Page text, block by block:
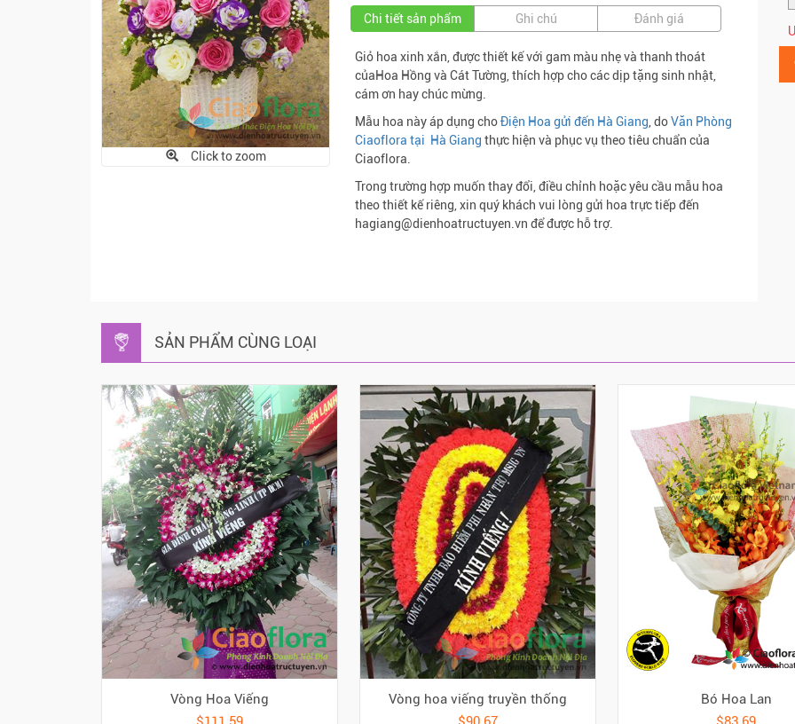
Click to zoom
Chi tiết sản phẩm Ghi chú Đánh giá
Giỏ hoa xinh xắn, được thiết kế với gam màu nhẹ và thanh thoát
củaHoa Hồng và Cát Tường, thích hợp cho các dịp tặng sinh nhật,
cám ơn hay chúc mừng.
Mẫu hoa này áp dụng choĐiện Hoa gửi đến Hà Giang , doVăn Phòng
Ciaoflora tại Hà Giang thực hiện và phục vụ theo tiêu chuẩn của
Ciaoflora.
Trong trường hợp muốn thay đổi, điều chỉnh hoặc yêu cầu mẫu hoa
theo thiết kế riêng, xin quý khách vui lòng gửi hoa trực tiếp đến
hagiang@dienhoatructuyen.vn để được hỗ trợ.
SẢN PHẨM CÙNG LOẠI
Vòng Hoa Viếng
Vòng hoa viếng truyền thống
Bó Hoa Lan